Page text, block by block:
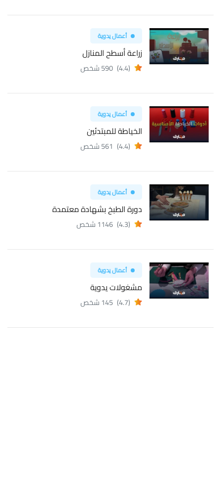
أعمال يدوية
زراعة أسطح المنازل
(4.4) 590 شخص
أعمال يدوية
الخياطة للمبتدئين
(4.4) 561 شخص
أعمال يدوية
دورة الطبخ بشهادة معتمدة
(4.3) 1146 شخص
أعمال يدوية
مشغولات يدوية
(4.7) 145 شخص